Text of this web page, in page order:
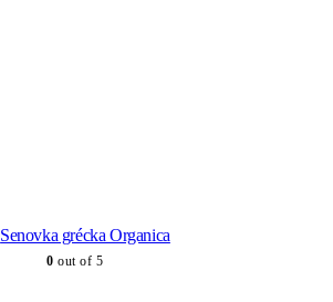
Senovka grécka Organica
0 out of 5